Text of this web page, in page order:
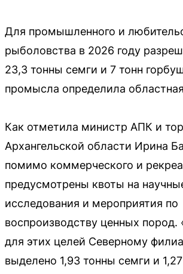
Для промышленного и
рыболовства в 2026 году
23,3 тонны семги и 7 тонн
промысла определила
Как отметила министр АПК и
Архангельской области Ирина
помимо коммерческого и
предусмотрены квоты на
исследования и мероприятия по
воспроизводству ценных пород.
для этих целей Северному
выделено 1,93 тонны семги и